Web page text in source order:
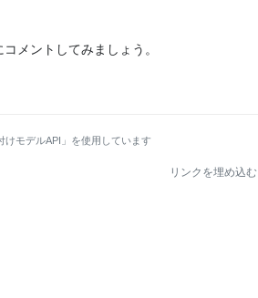
メントしてみましょう。
モデルAPI」を使用しています
リンクを埋め込む